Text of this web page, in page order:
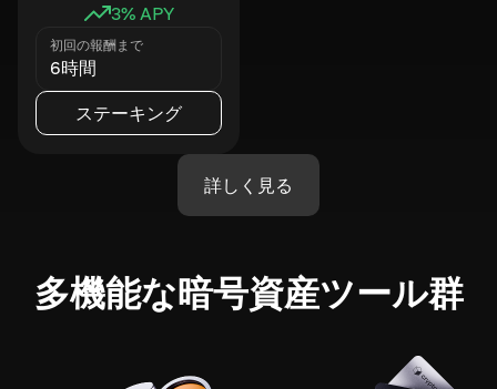
3% APY
初回の報酬まで
6時間
ステーキング
詳しく見る
多機能な暗号資産ツール群